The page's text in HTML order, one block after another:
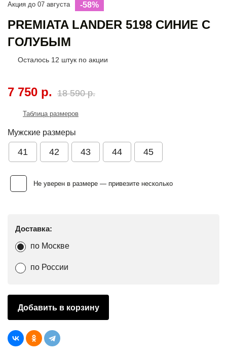
Акция до 07 августа -58%
PREMIATA LANDER 5198 СИНИЕ С
ГОЛУБЫМ
Осталось 12 штук по акции
7 750 р. 18 590 р.
Таблица размеров
Мужские размеры
41 42 43 44 45
Не уверен в размере — привезите несколько
Доставка:
по Москве
по России
Добавить в корзину